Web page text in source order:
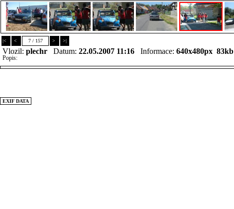
|< < 7 / 157 > >|
Vlozil: plechr Datum: 22.05.2007 11:16 Informace: 640x480px 83kb
Popis:
EXIF DATA